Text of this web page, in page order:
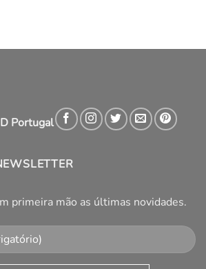
Portugal
primeira mão as últimas novidades.